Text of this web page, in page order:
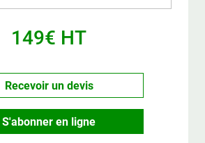
149€ HT
Recevoir un devis
S'abonner en ligne